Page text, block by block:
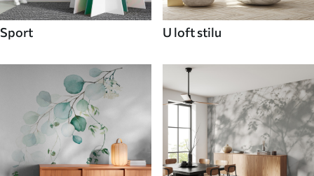
Sport U loft stilu